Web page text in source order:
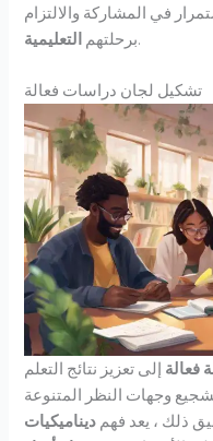
في المشاركة والالتزام
برحلتهم التعليمية .
تشكيل لجان دراسات فعالة
فعالة إلى تعزيز نتائج التعلم
وجهات النظر المتنوعة
ذلك ، يعد فهم ديناميكيات